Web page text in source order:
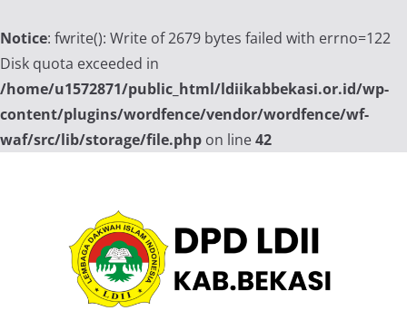
Notice: fwrite(): Write of 2679 bytes failed with errno=122
Disk quota exceeded in
/home/u1572871/public_html/ldiikabbekasi.or.id/wp-
content/plugins/wordfence/vendor/wordfence/wf-
waf/src/lib/storage/file.php on line42